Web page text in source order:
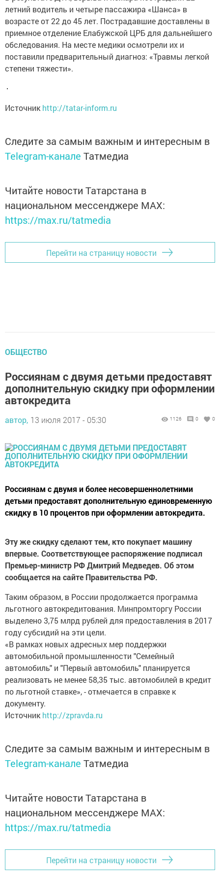
летний водитель и четыре пассажира «Шанса» в
возрасте от 22 до 45 лет. Пострадавшие доставлены в
приемное отделение Елабужской ЦРБ для дальнейшего
обследования. На месте медики осмотрели их и
поставили предварительный диагноз: «Травмы легкой
степени тяжести».
Источник http://tatar-inform.ru
Следите за самым важным и интересным в
Telegram-канале Татмедиа
Читайте новости Татарстана в
национальном мессенджере MАХ:
https://max.ru/tatmedia
Перейти на страницу новости
ОБЩЕСТВО
Россиянам с двумя детьми предоставят
дополнительную скидку при оформлении
автокредита
автор, 13 июля 2017 - 05:30 1126 0 0
Россиянам с двумя и более несовершеннолетними
детьми предоставят дополнительную единовременную
скидку в 10 процентов при оформлении автокредита.
Эту же скидку сделают тем, кто покупает машину
впервые. Соответствующее распоряжение подписал
Премьер-министр РФ Дмитрий Медведев. Об этом
сообщается на сайте Правительства РФ.
Таким образом, в России продолжается программа
льготного автокредитования. Минпромторгу России
выделено 3,75 млрд рублей для предоставления в 2017
году субсидий на эти цели.
«В рамках новых адресных мер поддержки
автомобильной промышленности "Семейный
автомобиль" и "Первый автомобиль" планируется
реализовать не менее 58,35 тыс. автомобилей в кредит
по льготной ставке», - отмечается в справке к
документу.
Источник http://zpravda.ru
Следите за самым важным и интересным в
Telegram-канале Татмедиа
Читайте новости Татарстана в
национальном мессенджере MАХ:
https://max.ru/tatmedia
Перейти на страницу новости